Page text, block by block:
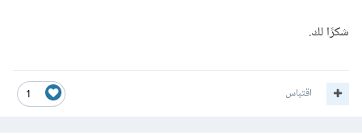
شكرًا لك.
1 اقتباس